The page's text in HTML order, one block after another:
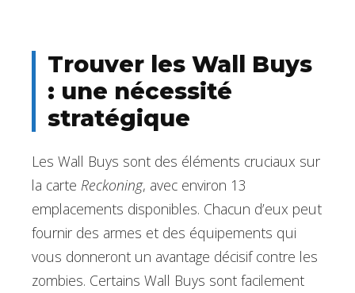
Trouver les Wall Buys
: une nécessité
stratégique
Les Wall Buys sont des éléments cruciaux sur
la carte Reckoning, avec environ 13
emplacements disponibles. Chacun d’eux peut
fournir des armes et des équipements qui
vous donneront un avantage décisif contre les
zombies. Certains Wall Buys sont facilement